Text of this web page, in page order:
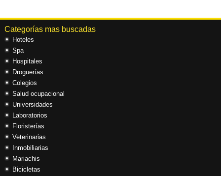
Categorías mas buscadas
Hoteles
Spa
Hospitales
Droguerías
Colegios
Salud ocupacional
Universidades
Laboratorios
Floristerías
Veterinarias
Inmobiliarias
Mariachis
Bicicletas